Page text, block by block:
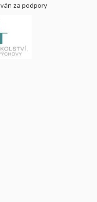
za podpory